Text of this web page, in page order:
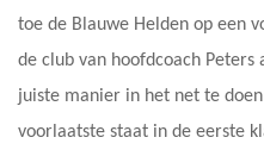
toe de Blauwe Helden op een
de club van hoofdcoach
juiste manier in het net te
voorlaatste staat in de eerste